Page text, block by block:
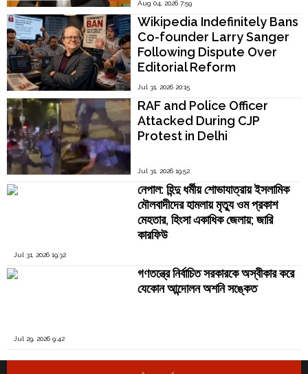
Kamakoti
Aug 04, 2026 7:59
Wikipedia Indefinitely Bans
Co-founder Larry Sanger
Following Dispute Over
Editorial Reform
Jul 31, 2026 20:15
RAF and Police Officer
Attacked During CJP
Protest in Delhi
Jul 31, 2026 19:52
নেপাল: হিন্দু ধর্মীয় শোভাযাত্রায় ইসলামিক
মৌলবাদীদের হামলায় মৃত্যু ওম প্রকাশ
মেহতার, হিংসা একাধিক জেলায়; জারি
কারফিউ
Jul 31, 2026 19:32
গণতন্ত্রে নির্বাচিত সরকারকে অস্বীকার করে
যেকোন আন্দোলন অশনি সঙ্কেত
Jul 29, 2026 9:42